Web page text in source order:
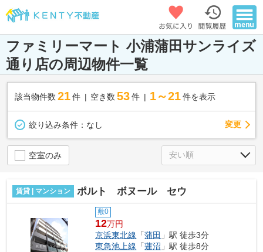
ファミリーマート 小浦蒲田サンライズ
通り店の周辺物件一覧
該当物件数 21件 空き数 53 件 1～21 件を表示
絞り込み条件： なし 変更
空室のみ
賃貸 | マンション ポルト ボヌール セウ
敷0
12万円
京浜東北線 「蒲田 」駅 徒歩3分
東急池上線 「蓮沼 」駅 徒歩8分